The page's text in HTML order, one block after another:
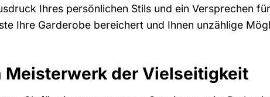
Ihres persönlichen Stils und ein Versprechen
Ihre Garderobe bereichert und Ihnen unzählige
Meisterwerk der Vielseitigkeit